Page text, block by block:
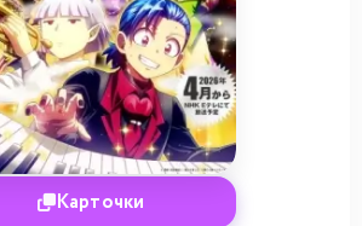
Карточки